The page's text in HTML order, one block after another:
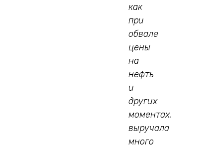
как
при
обвале
цены
на
нефть
и
других
моментах,
выручала
много